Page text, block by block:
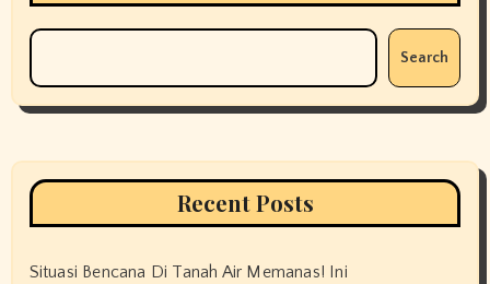
Search
Recent Posts
Situasi Bencana Di Tanah Air Memanas! Ini